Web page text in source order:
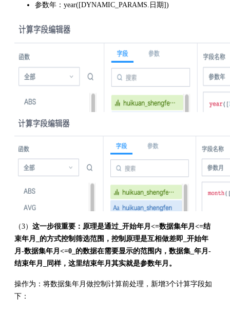
参数年：year([DYNAMIC_PARAMS.日期])
（3） 这一步很重要：原理是通过_开始年月<=数据集年月<=结
束年月_的方式控制筛选范围，控制原理是互相做差即_开始年
月-数据集年月<=0_的数据在需要显示的范围内，数据集_年月-
结束年月_同样，这里结束年月其实就是参数年月。
操作为：将数据集年月做控制计算前处理，新增3个计算字段如
下：